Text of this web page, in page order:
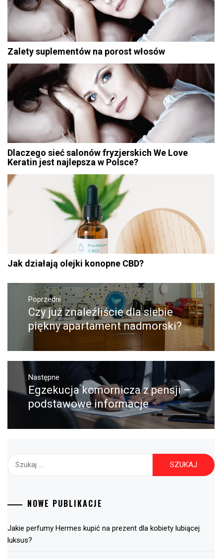
Zalety suplementów na porost włosów
Dlaczego sieć salonów fryzjerskich We Love
Keratin jest najlepsza w Polsce?
Jak działają olejki konopne CBD?
Nawigacja
wpisu
Poprzedni
Poprzedni
wpis:
Czy już znaleźliście dla siebie
piękny apartament nadmorski?
Następne
Następny
post:
Egzekucja komornicza z pensji –
podstawowe informacje
Szukaj:
NOWE PUBLIKACJE
Jakie perfumy Hermes kupić na prezent dla kobiety lubiącej
luksus?